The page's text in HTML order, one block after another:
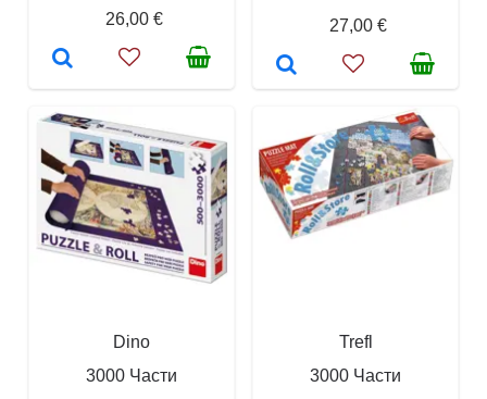
26,00 €
27,00 €
Dino
3000 Части
Trefl
3000 Части